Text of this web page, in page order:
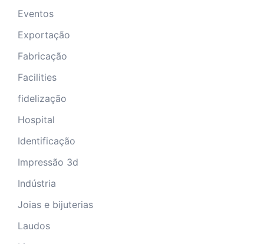
Eventos
Exportação
Fabricação
Facilities
fidelização
Hospital
Identificação
Impressão 3d
Indústria
Joias e bijuterias
Laudos